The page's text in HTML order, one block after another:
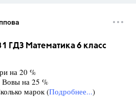
ГДЗ Математика 6 класс
на 20 %
на 25 %
марок (Подробнее...)